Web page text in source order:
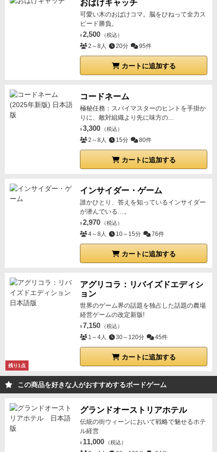
おばけキャッチ
可愛い木のおばけコマ。脳をひねって全力ス
ピード勝負。
¥ 2,500 （税込）
2～8人 20分 95件
カートに追加する
コードネーム
極秘任務：スパイマスターのヒントを手掛か
りに、敵対組織より先に味方の...
¥ 3,300 （税込）
2～8人 15分 80件
カートに追加する
インサイダー・ゲーム
誰かひとり、答えを知っているインサイダー
が潜んでいる…。
¥ 2,970 （税込）
4～8人 10～15分 76件
カートに追加する
残り1点
アグリコラ：リバイズドエディシ
ョン
世界のゲーム界の話題を独占した話題の農場
経営ゲームの改定新版!
¥ 7,150 （税込）
1～4人 30～120分 45件
カートに追加する
この商品を好きな人がおすすめするボードゲーム
グランドオーストリアホテル
伝統の街ウィーンにおいて戦略で魅せるホテ
ル経営
¥ 11,000 （税込）